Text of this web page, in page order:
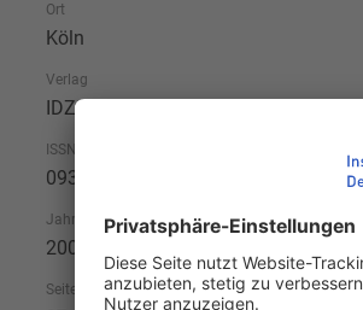
Ort
Köln
Verlag
IDZ, Institut der Deutschen Zahnärzte
ISSN
0931-9816
Jahr
2009
Seitenzahl